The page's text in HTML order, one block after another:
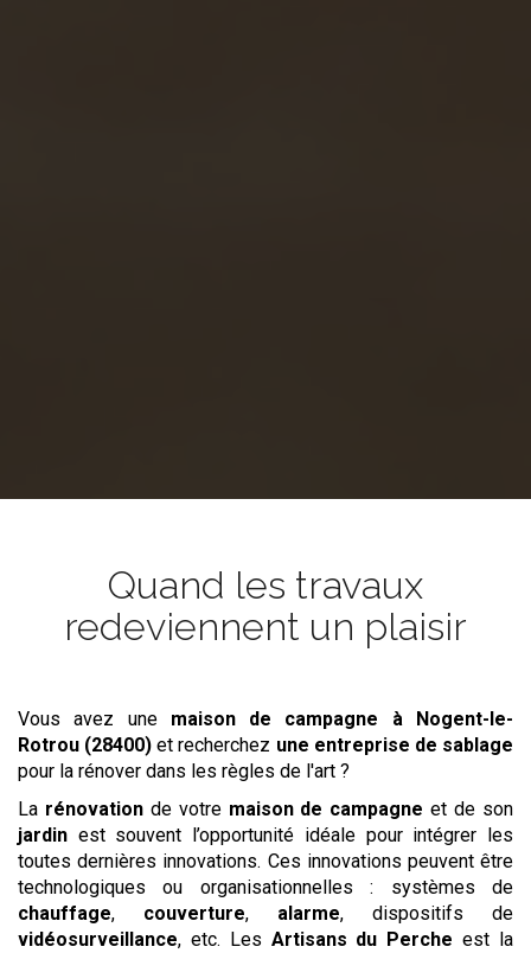
Quand les travaux
redeviennent un plaisir
Vous avez unemaison de campagne à Nogent-le-
Rotrou (28400) et recherchez une entreprise de sablage
pour la rénover dans les règles de l'art ?
La rénovationde votre maison de campagne et de son
jardin est souvent l’opportunité idéale pour intégrer les
toutes dernières innovations. Ces innovations peuvent être
technologiques ou organisationnelles : systèmes de
chauffage, couverture, alarme, dispositifs de
vidéosurveillance, etc. Les Artisans du Perche est la